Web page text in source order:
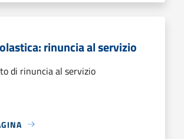
rinuncia al servizio
di rinuncia al servizio